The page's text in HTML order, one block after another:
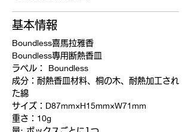
基本情報
Boundless喜馬拉雅香
Boundless專用断熱香皿
ラベル： Boundless
成分：耐熱香皿材料、桐の木、耐熱加工され
た綿
サイズ ： D87mm×H15mm×W71mm
重さ ： 10g